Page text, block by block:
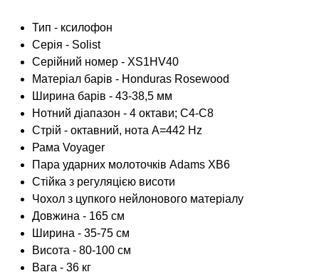
Тип - ксилофон
Серія - Solist
Серійний номер - XS1HV40
Матеріал барів - Honduras Rosewood
Ширина барів - 43-38,5 мм
Нотний діапазон - 4 октави; C4-C8
Стрій - октавний, нота A=442 Hz
Рама Voyager
Пара ударних молоточків Adams XB6
Стійка з регуляцією висоти
Чохол з цупкого нейлонового матеріалу
Довжина - 165 см
Ширина - 35-75 см
Висота - 80-100 см
Вага - 36 кг